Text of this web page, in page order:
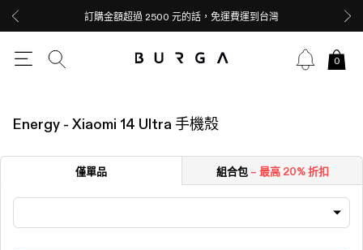
訂購金額超過 2500 元的話，免運費運到台灣
0
Energy - Xiaomi 14 Ultra 手機殼
僅單品 組合包 – 最高 20% 折扣